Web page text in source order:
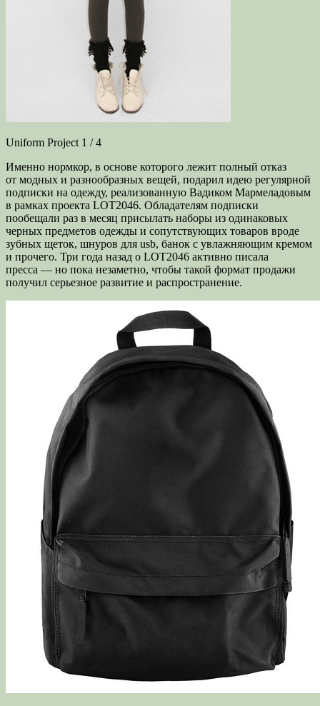
Uniform Project 1 / 4
Именно нормкор, в основе которого лежит полный отказ
от модных и разнообразных вещей, подарил идею регулярной
подписки на одежду, реализованную Вадиком Мармеладовым
в рамках проекта LOT2046. Обладателям подписки
пообещали раз в месяц присылать наборы из одинаковых
черных предметов одежды и сопутствующих товаров вроде
зубных щеток, шнуров для usb, банок с увлажняющим кремом
и прочего. Три года назад о LOT2046 активно писала
пресса — но пока незаметно, чтобы такой формат продажи
получил серьезное развитие и распространение.